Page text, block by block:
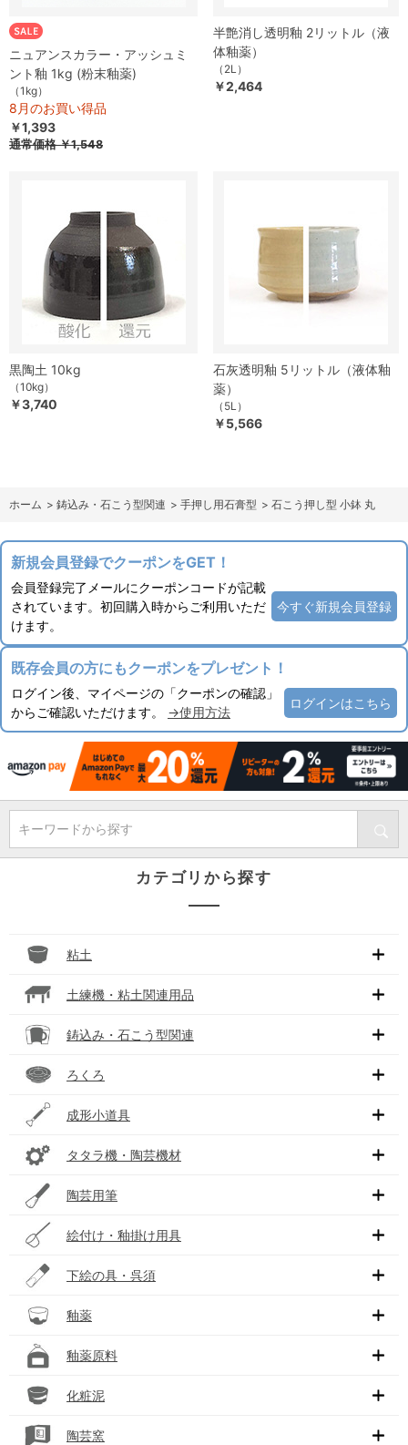
ニュアンスカラー・アッシュミ
ント釉 1kg (粉末釉薬)
（1kg）
8月のお買い得品
￥1,393
通常価格￥1,548
半艶消し透明釉 2リットル（液
体釉薬）
（2L）
￥2,464
黒陶土 10kg
（10kg）
￥3,740
石灰透明釉 5リットル（液体釉
薬）
（5L）
￥5,566
ホーム > 鋳込み・石こう型関連 > 手押し用石膏型 > 石こう押し型 小鉢 丸
新規会員登録でクーポンをGET！
会員登録完了メールにクーポンコードが記載
されています。初回購入時からご利用いただ
けます。
今すぐ新規会員登録
既存会員の方にもクーポンをプレゼント！
ログイン後、マイページの「クーポンの確認」
からご確認いただけます。 →使用方法
ログインはこちら
キーワードから探す
カテゴリから探す
粘土
土練機・粘土関連用品
鋳込み・石こう型関連
ろくろ
成形小道具
タタラ機・陶芸機材
陶芸用筆
絵付け・釉掛け用具
下絵の具・呉須
釉薬
釉薬原料
化粧泥
陶芸窯